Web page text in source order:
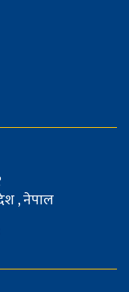
, नेपाल